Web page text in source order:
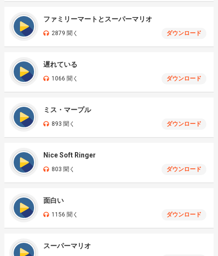
ファミリーマートとスーパーマリオ
2879 聞く ダウンロード
遅れている
1066 聞く ダウンロード
ミス・マープル
893 聞く ダウンロード
Nice Soft Ringer
803 聞く ダウンロード
面白い
1156 聞く ダウンロード
スーパーマリオ